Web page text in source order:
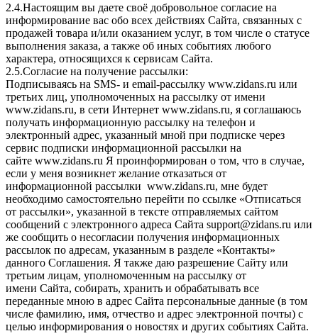
2.4.Настоящим вы даете своё добровольное согласие на
информирование вас обо всех действиях Сайта, связанных с
продажей товара и/или оказанием услуг, в том числе о статусе
выполнения заказа, а также об иных событиях любого
характера, относящихся к сервисам Сайта.
2.5.Согласие на получение рассылки:
Подписываясь на SMS- и email-рассылку www.zidans.ru или
третьих лиц, уполномоченных на рассылку от имени
www.zidans.ru, в сети Интернет www.zidans.ru, я соглашаюсь
получать информационную рассылку на телефон и
электронный адрес, указанный мной при подписке через
сервис подписки информационной рассылки на
сайте www.zidans.ru Я проинформирован о том, что в случае,
если у меня возникнет желание отказаться от
информационной рассылки www.zidans.ru, мне будет
необходимо самостоятельно перейти по ссылке «Отписаться
от рассылки», указанной в тексте отправляемых сайтом
сообщений с электронного адреса Сайта support@zidans.ru или
же сообщить о несогласии получения информационных
рассылок по адресам, указанным в разделе «Контакты»
данного Соглашения. Я также даю разрешение Сайту или
третьим лицам, уполномоченным на рассылку от
имени Сайта, собирать, хранить и обрабатывать все
переданные мною в адрес Сайта персональные данные (в том
числе фамилию, имя, отчество и адрес электронной почты) с
целью информирования о новостях и других событиях Сайта.